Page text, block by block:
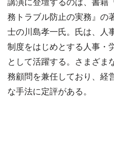
講演に登壇するのは、書籍
務トラブル防止の実務』の
士の川島孝一氏。氏は、人
制度をはじめとする人事・
として活躍する。さまざま
務顧問を兼任しており、経
な手法に定評がある。